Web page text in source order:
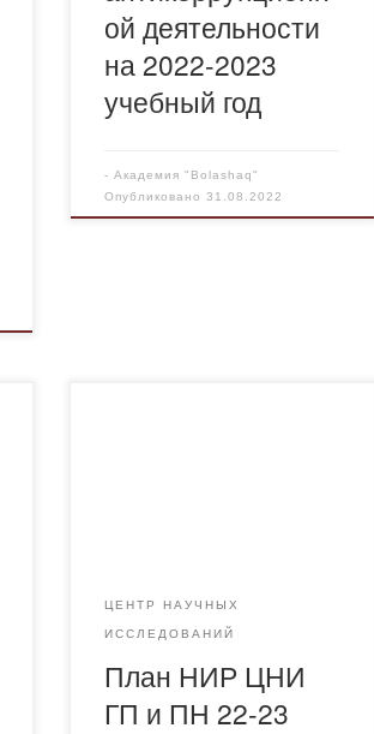
ой деятельности
на 2022-2023
учебный год
-Академия "Bolashaq"
Опубликовано31.08.2022
ЦЕНТР НАУЧНЫХ
ИССЛЕДОВАНИЙ
План НИР ЦНИ
ГП и ПН 22-23